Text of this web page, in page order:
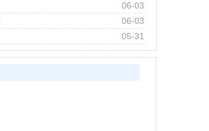
06-03
06-03
05-31